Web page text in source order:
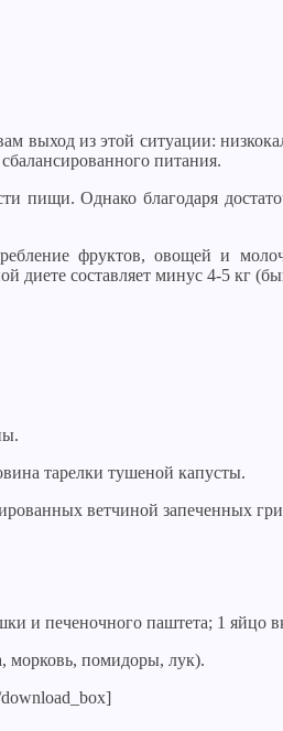
выход из этой ситуации:
питания.
пищи. Однако благодаря
фруктов, овощей и
диете составляет минус 4-5 кг
тарелки тушеной капусты.
ветчиной запеченных
и печеночного паштета; 1 яйцо
морковь, помидоры, лук).